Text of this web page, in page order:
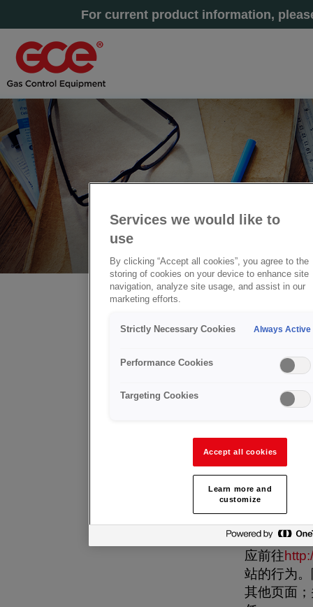
For current product information,
法律声
本声明中
使用并为
本网站上
本法律声
代。
本网站受
AB（GCE
制、传播
应前往
站的行为
其他页面
Services we would like to
use
By clicking “Accept all cookies”, you agree to the
storing of cookies on your device to enhance site
navigation, analyze site usage, and assist in our
marketing efforts.
Strictly Necessary Cookies Always Active
Performance Cookies
Targeting Cookies
Accept all cookies
Learn more and
customize